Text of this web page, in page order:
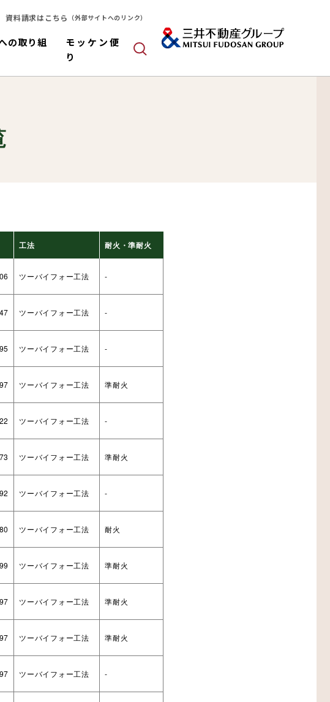
資料請求はこちら （外部サイトへのリンク）
設計・積算
中大規模木造
造作材・設備機器・二重床
畜舎
ダブルシールドパネル
の取り組
モッケン便
り
工法 耐火・準耐火
ツーバイフォー工法 -
ツーバイフォー工法 -
ツーバイフォー工法 -
ツーバイフォー工法 準耐火
ツーバイフォー工法 -
ツーバイフォー工法 準耐火
ツーバイフォー工法 -
ツーバイフォー工法 耐火
ツーバイフォー工法 準耐火
ツーバイフォー工法 準耐火
ツーバイフォー工法 準耐火
ツーバイフォー工法 -